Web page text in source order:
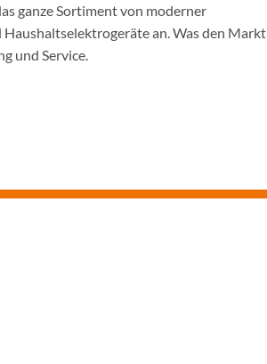
ganze Sortiment von moderner
an. Was den Markt
und Service.